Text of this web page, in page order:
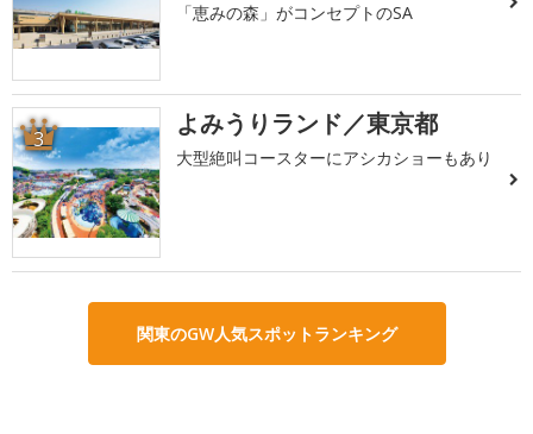
「恵みの森」がコンセプトのSA
3 よみうりランド／東京都
大型絶叫コースターにアシカショーもあり
関東のGW人気スポットランキング